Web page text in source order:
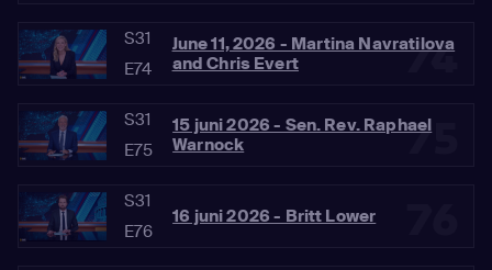
74
S31
E74
June 11, 2026 - Martina Navratilova
and Chris Evert
75
S31
E75
15 juni 2026 - Sen. Rev. Raphael
Warnock
S31
E76
16 juni 2026 - Britt Lower